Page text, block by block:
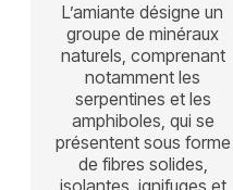
L’amiante désigne un
groupe de minéraux
naturels, comprenant
notamment les
serpentines et les
amphiboles, qui se
présentent sous forme
de fibres solides,
isolantes, ignifuges et